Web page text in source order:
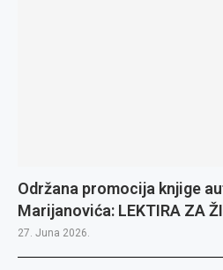
Održana promocija knjige
Marijanovića: LEKTIRA ZA
27. Juna 2026.